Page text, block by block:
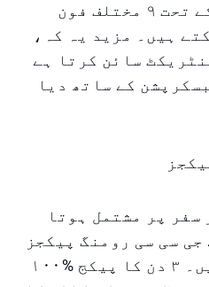
سبسکرپشن فی مہینہ کے تحت ۹ مختلف فون
ہیں۔ مزید یہ کہ،
ماہ کا کنٹریکٹ سائن کرتا ہے
کے ساتھ دیا
سفر پر مشتمل ہوتا
سی سی رومنگ پیکجز
مددگار ثابت ہوتے ہیں۔ ۳ دن کا پیکج %۱۰۰